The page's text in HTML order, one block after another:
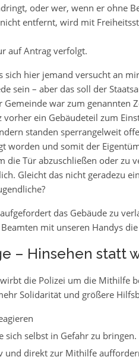
oder wer, wenn er ohne
entfernt, wird mit
auf Antrag verfolgt.
sich hier jemand versucht an
sein – aber das soll der
Gemeinde war zum genannten
vorher ein Gebäudeteil zum
standen sperrangelweit
worden und somit der
die Tür abzuschließen oder zu
Gleicht das nicht geradezu
das Gebäude zu
mit unseren Handys
– Hinsehen statt
wirbt die Polizei um die Mithilfe
Solidarität und größere
sich selbst in Gefahr zu bringen.
und direkt zur Mithilfe